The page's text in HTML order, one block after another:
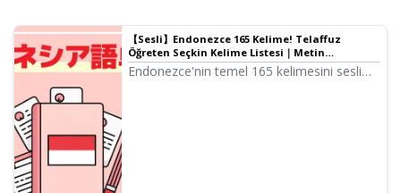
【Sesli】Endonezce 165 Kelime! Telaffuz
Öğreten Seçkin Kelime Listesi｜Metin
Seslendirme Yazılımı Ondoku
Endonezce'nin temel 165 kelimesini sesli